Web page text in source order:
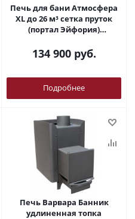
Печь для бани Атмосфера
XL до 26 м³ сетка пруток
(портал Эйфория)
134 900руб.
Подробнее
Печь Варвара Банник
удлиненная топка